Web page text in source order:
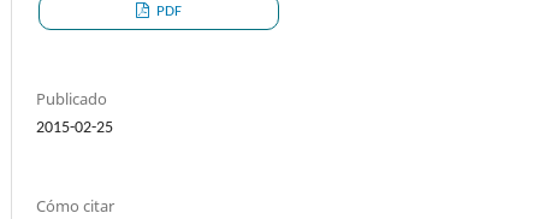
PDF
Publicado
2015-02-25
Cómo citar